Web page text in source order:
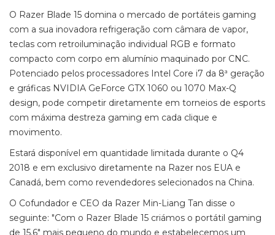
O Razer Blade 15 domina o mercado de portáteis gaming
com a sua inovadora refrigeração com câmara de vapor,
teclas com retroiluminação individual RGB e formato
compacto com corpo em alumínio maquinado por CNC.
Potenciado pelos processadores Intel Core i7 da 8ª geração
e gráficas NVIDIA GeForce GTX 1060 ou 1070 Max-Q
design, pode competir diretamente em torneios de esports
com máxima destreza gaming em cada clique e
movimento.
Estará disponível em quantidade limitada durante o Q4
2018 e em exclusivo diretamente na Razer nos EUA e
Canadá, bem como revendedores selecionados na China.
O Cofundador e CEO da Razer Min-Liang Tan disse o
seguinte: "Com o Razer Blade 15 criámos o portátil gaming
de 15.6" mais pequeno do mundo e estabelecemos um